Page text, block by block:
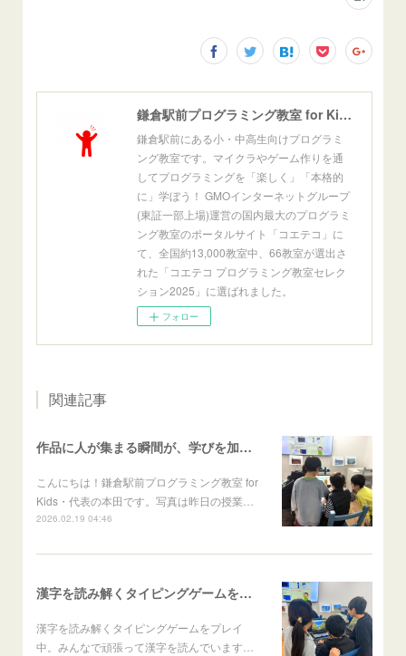
鎌倉駅前プログラミング教室 for Kids[公式]
鎌倉駅前にある小・中高生向けプログラミ
ング教室です。マイクラやゲーム作りを通
してプログラミングを「楽しく」「本格的
に」学ぼう！ GMOインターネットグループ
(東証一部上場)運営の国内最大のプログラミ
ング教室のポータルサイト「コエテコ」に
て、全国約13,000教室中、66教室が選出さ
れた「コエテコ プログラミング教室セレク
ション2025」に選ばれました。
フォロー
関連記事
作品に人が集まる瞬間が、学びを加速させる
こんにちは！鎌倉駅前プログラミング教室 for
Kids・代表の本田です。写真は昨日の授業…
2026.02.19 04:46
漢字を読み解くタイピングゲームをプレイ中
漢字を読み解くタイピングゲームをプレイ
中。みんなで頑張って漢字を読んでいます…